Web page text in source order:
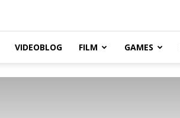
VIDEOBLOG FILM GAMES